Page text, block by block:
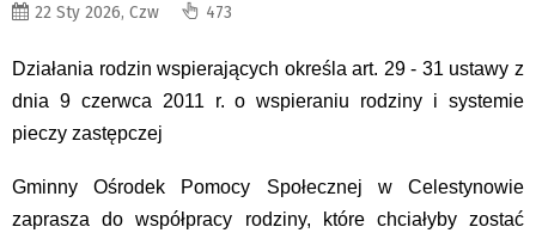
22 Sty 2026, Czw 473
Działania rodzin wspierających określa art. 29 - 31 ustawy z
dnia 9 czerwca 2011 r. o wspieraniu rodziny i systemie
pieczy zastępczej
Gminny Ośrodek Pomocy Społecznej w Celestynowie
zaprasza do współpracy rodziny, które chciałyby zostać